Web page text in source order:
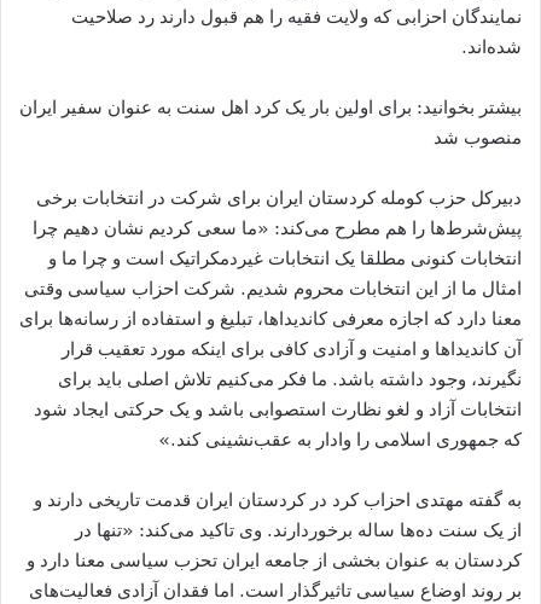
نمایندگان احزابی که ولایت فقیه را هم قبول دارند رد صلاحیت
شده‌اند.
بیشتر بخوانید: برای اولین بار یک کرد اهل سنت به عنوان سفیر ایران
منصوب شد
دبیرکل حزب کومله کردستان ایران برای شرکت در انتخابات برخی
پیش‌شرط‌ها را هم مطرح می‌کند: «ما سعی کردیم نشان دهیم چرا
انتخابات کنونی مطلقا یک انتخابات غیردمکراتیک است و چرا ما و
امثال ما از این انتخابات محروم شدیم. شرکت احزاب سیاسی وقتی
معنا دارد که اجازه معرفی کاندیداها، تبلیغ و استفاده از رسانه‌ها برای
آن کاندیداها و امنیت و آزادی کافی برای اینکه مورد تعقیب قرار
نگیرند، وجود داشته باشد. ما فکر می‌​کنیم تلاش اصلی باید برای
انتخابات آزاد و لغو نظارت استصوابی باشد و یک حرکتی ایجاد شود
که جمهوری اسلامی را وادار به عقب‌نشینی کند.»
به گفته مهتدی احزاب کرد در کردستان ایران قدمت تاریخی دارند و
از یک سنت ده‌ها ساله برخوردارند. وی تاکید می‌کند: «تنها در
کردستان به عنوان بخشی از جامعه ایران تحزب سیاسی معنا دارد و
بر روند اوضاع سیاسی تاثیرگذار است. اما فقدان آزادی فعالیت‌های